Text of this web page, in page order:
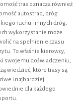
tras oznacza również
autostrad, dróg
ruchu i innych dróg,
wykorzystanie może
na spełnienie czasu
To właśnie kierowcy,
swojemu doświadczeniu,
wiedzieć, które trasy są
i najbardziej
dla każdego